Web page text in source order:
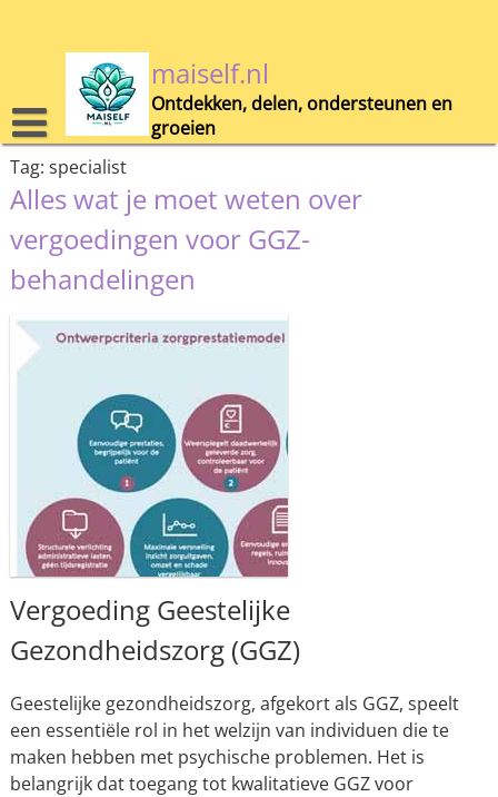
maiself.nl
Ontdekken, delen, ondersteunen en
groeien
Tag: specialist
Alles wat je moet weten over
vergoedingen voor GGZ-
behandelingen
Vergoeding Geestelijke
Gezondheidszorg (GGZ)
Geestelijke gezondheidszorg, afgekort als GGZ, speelt
een essentiële rol in het welzijn van individuen die te
maken hebben met psychische problemen. Het is
belangrijk dat toegang tot kwalitatieve GGZ voor